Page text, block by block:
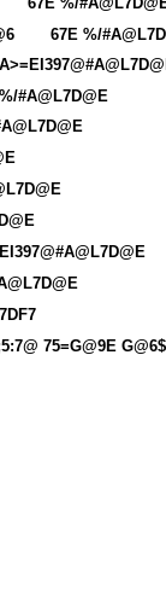
67E %/
#A@L7D@E
75=G@9E